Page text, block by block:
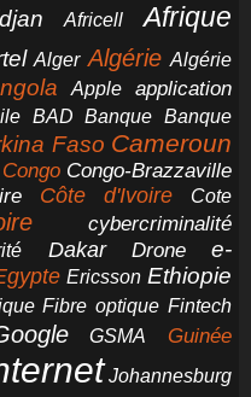
Africell Afrique
Alger Algérie Algérie
Apple application
BAD Banque Banque
Faso Cameroun
Congo Congo-Brazzaville
Côte d'Ivoire
Cote
cybercriminalité
Dakar Drone
e-
Ericsson Ethiopie
Fibre optique Fintech
GSMA Guinée
Johannesburg